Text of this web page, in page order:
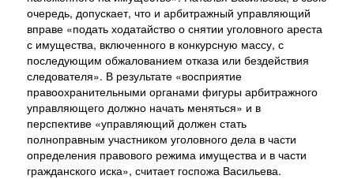
очередь, допускает, что и арбитражный управляющий
вправе «подать ходатайство о снятии уголовного ареста
с имущества, включенного в конкурсную массу, с
последующим обжалованием отказа или бездействия
следователя». В результате «восприятие
правоохранительными органами фигуры арбитражного
управляющего должно начать меняться» и в
перспективе «управляющий должен стать
полноправным участником уголовного дела в части
определения правового режима имущества и в части
гражданского иска», считает госпожа Васильева.